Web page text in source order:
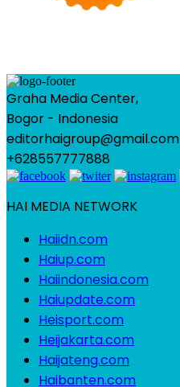
Graha Media Center,
Bogor - Indonesia
editorhaigroup@gmail.com
+628557777888
HAI MEDIA NETWORK
Haiidn.com
Haiup.com
Haiindonesia.com
Haiupdate.com
Heisport.com
Heijakarta.com
Haijateng.com
Haibanten.com